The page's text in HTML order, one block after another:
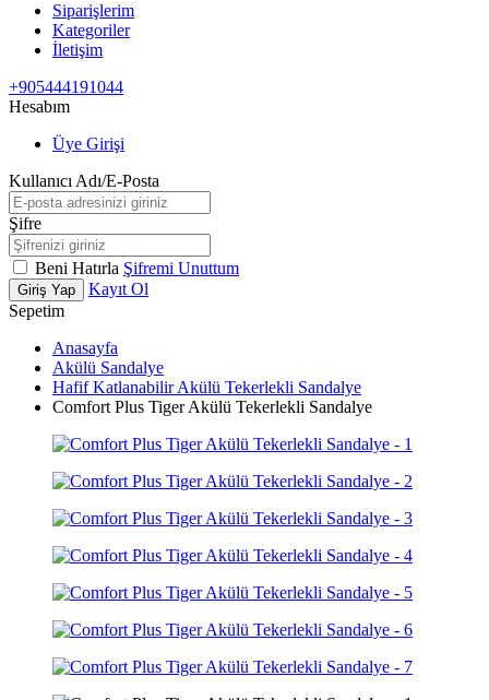
Siparişlerim
Kategoriler
İletişim
+905444191044
Hesabım
Üye Girişi
Kullanıcı Adı/E-Posta
Şifre
Beni Hatırla Şifremi Unuttum
Giriş Yap
Kayıt Ol
Sepetim
Anasayfa
Akülü Sandalye
Hafif Katlanabilir Akülü Tekerlekli Sandalye
Comfort Plus Tiger Akülü Tekerlekli Sandalye